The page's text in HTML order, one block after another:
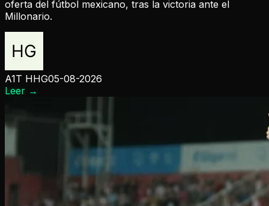
oferta del fútbol mexicano, tras la victoria ante el
Millonario.
A1T HHG05-08-2026
Leer →